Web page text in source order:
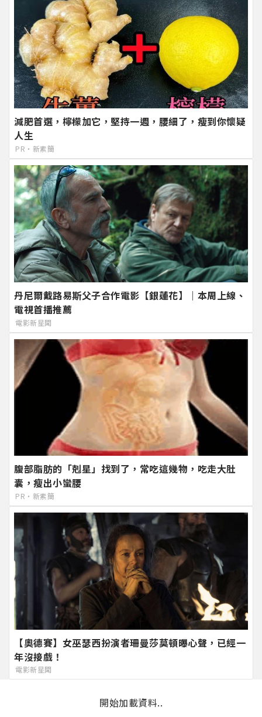
減肥首選，檸檬加它，堅持一週，腰細了，瘦到你懷疑
人生
PR・新素簡
丹尼爾戴路易斯父子合作電影【銀蓮花】｜本周上線、
電視首播推薦
電影新星聞
腹部脂肪的「剋星」找到了，常吃這幾物，吃走大肚
囊，瘦出小蠻腰
PR・新素簡
【奧德賽】女巫瑟西扮演者珊曼莎莫頓曝心聲，已經一
年沒接戲！
電影新星聞
開始加載資料..